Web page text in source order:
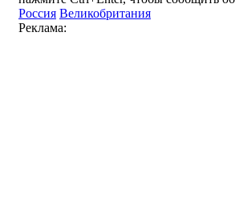
Россия Великобритания
Реклама: